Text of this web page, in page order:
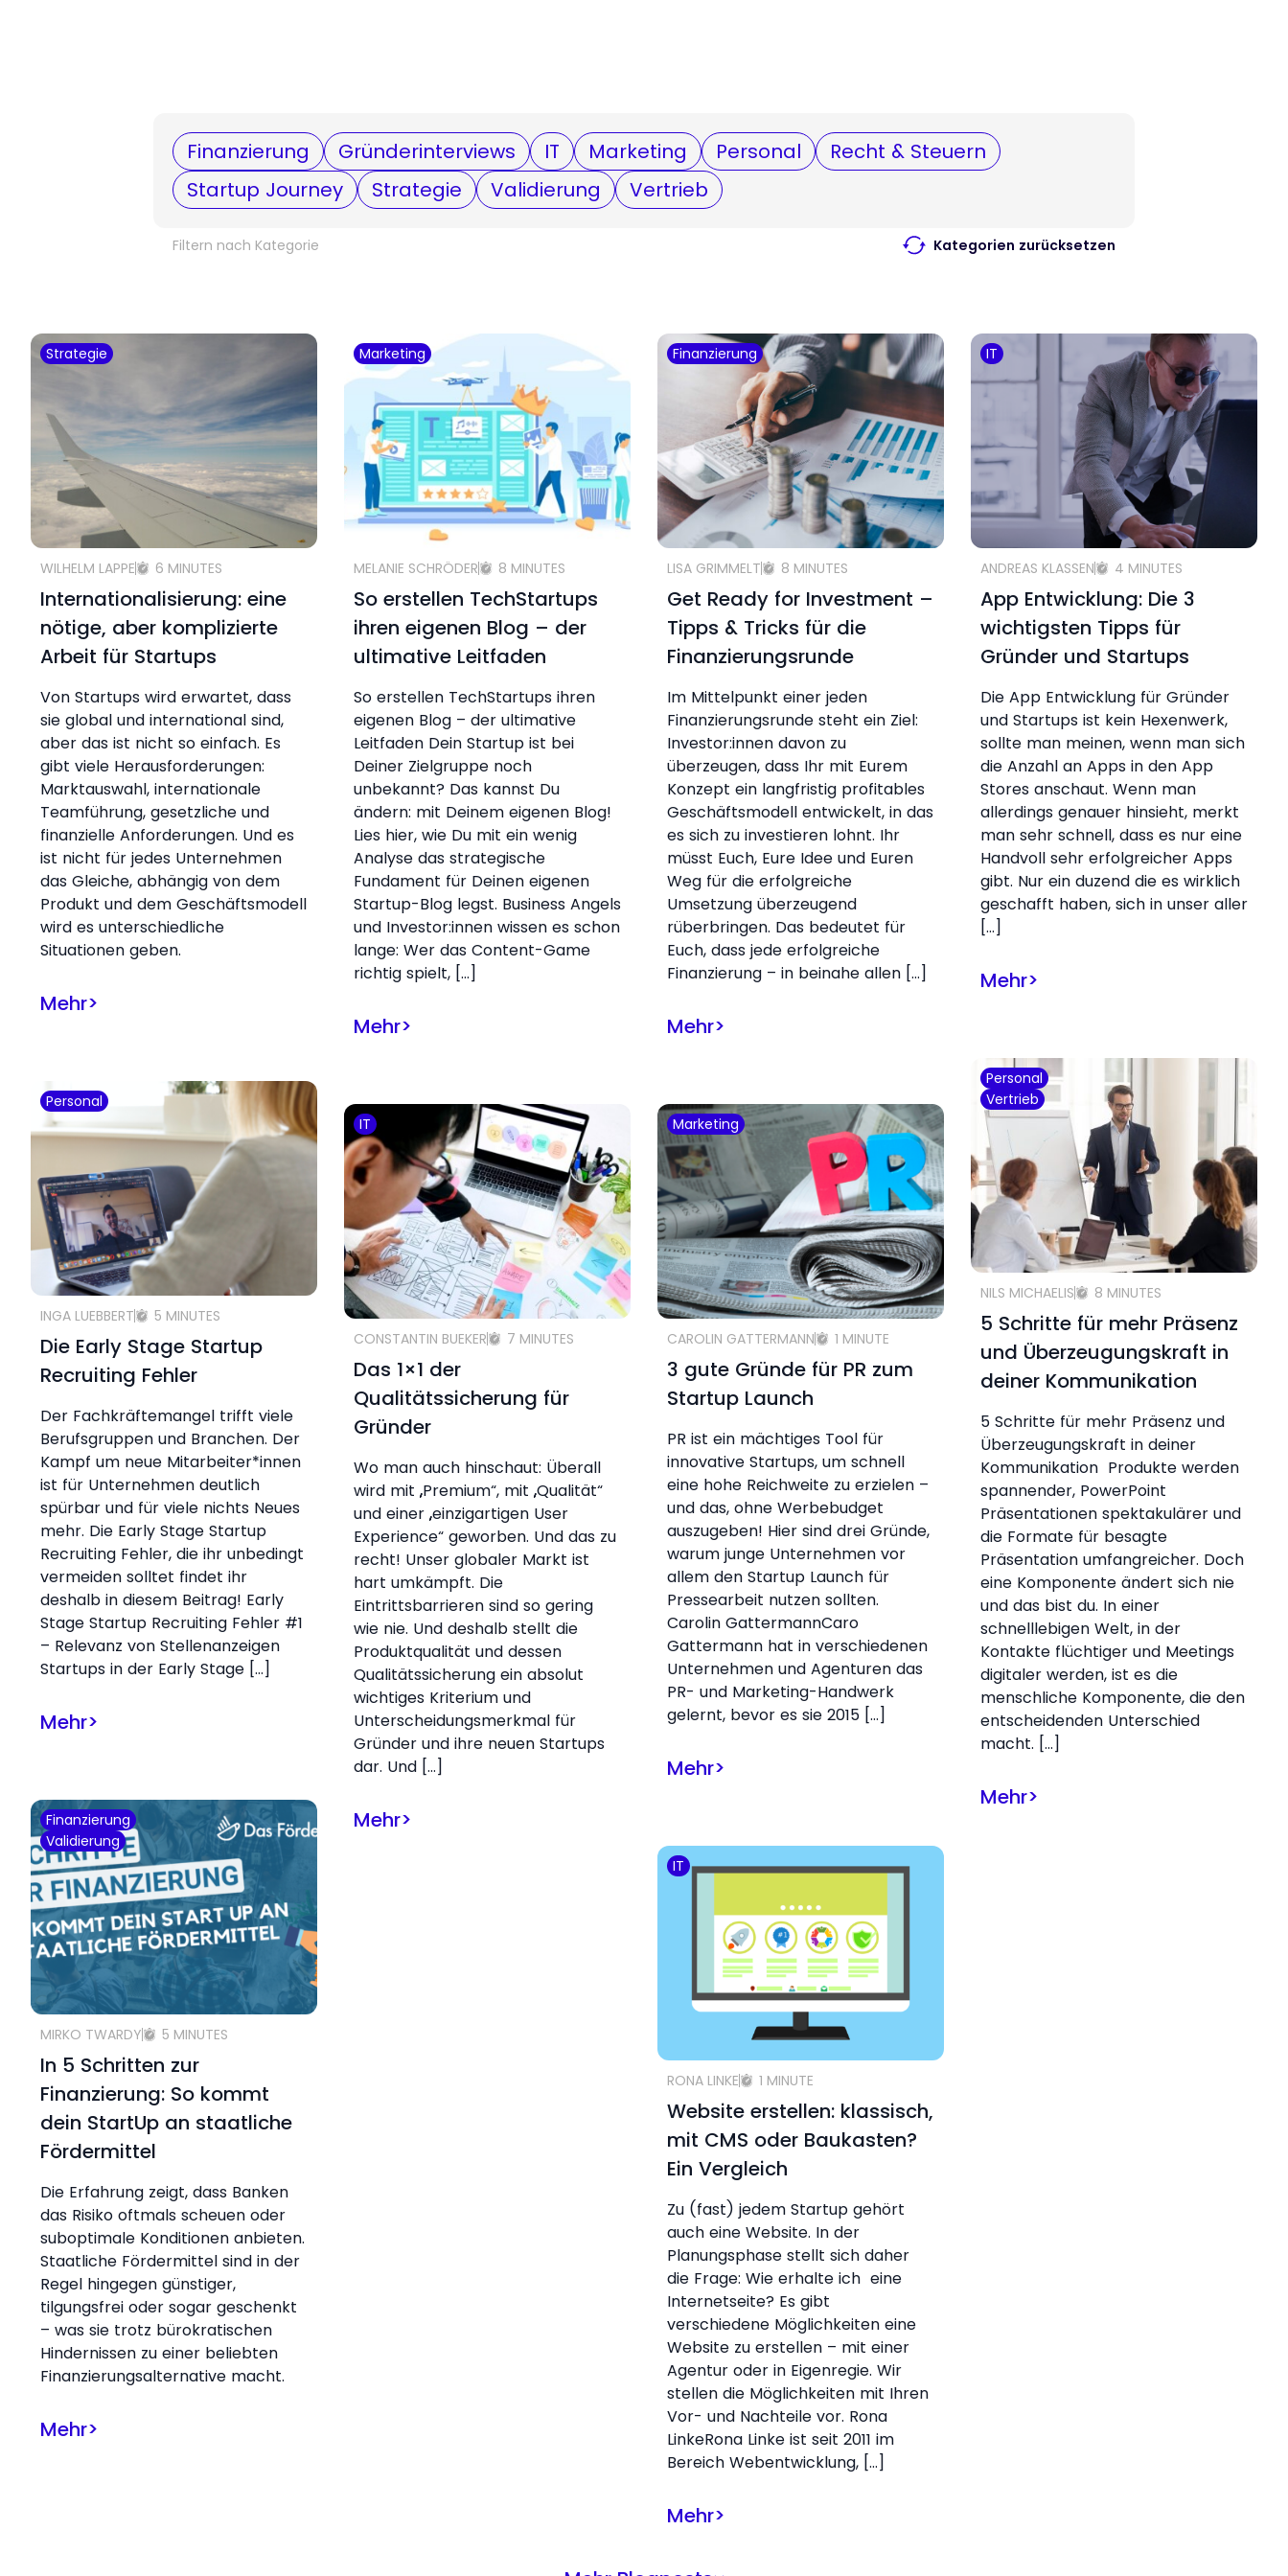
Finanzierung Gründerinterviews IT Marketing Personal
Recht & Steuern
Startup Journey
Strategie Validierung Vertrieb
Filtern nach Kategorie Kategorien zurücksetzen
Strategie
WILHELM LAPPE 6 MINUTES
Internationalisierung: eine
nötige, aber komplizierte
Arbeit für Startups
Von Startups wird erwartet, dass
sie global und international sind,
aber das ist nicht so einfach. Es
gibt viele Herausforderungen:
Marktauswahl, internationale
Teamführung, gesetzliche und
finanzielle Anforderungen. Und es
ist nicht für jedes Unternehmen
das Gleiche, abhängig von dem
Produkt und dem Geschäftsmodell
wird es unterschiedliche
Situationen geben.
Mehr>
Personal
INGA LUEBBERT 5 MINUTES
Die Early Stage Startup
Recruiting Fehler
Der Fachkräftemangel trifft viele
Berufsgruppen und Branchen. Der
Kampf um neue Mitarbeiter*innen
ist für Unternehmen deutlich
spürbar und für viele nichts Neues
mehr. Die Early Stage Startup
Recruiting Fehler, die ihr unbedingt
vermeiden solltet findet ihr
deshalb in diesem Beitrag! Early
Stage Startup Recruiting Fehler #1
– Relevanz von Stellenanzeigen
Startups in der Early Stage […]
Mehr>
Finanzierung
Validierung
MIRKO TWARDY 5 MINUTES
In 5 Schritten zur
Finanzierung: So kommt
dein StartUp an staatliche
Fördermittel
Die Erfahrung zeigt, dass Banken
das Risiko oftmals scheuen oder
suboptimale Konditionen anbieten.
Staatliche Fördermittel sind in der
Regel hingegen günstiger,
tilgungsfrei oder sogar geschenkt
– was sie trotz bürokratischen
Hindernissen zu einer beliebten
Finanzierungsalternative macht.
Mehr>
Marketing
MELANIE SCHRÖDER 8 MINUTES
So erstellen TechStartups
ihren eigenen Blog – der
ultimative Leitfaden
So erstellen TechStartups ihren
eigenen Blog – der ultimative
Leitfaden Dein Startup ist bei
Deiner Zielgruppe noch
unbekannt? Das kannst Du
ändern: mit Deinem eigenen Blog!
Lies hier, wie Du mit ein wenig
Analyse das strategische
Fundament für Deinen eigenen
Startup-Blog legst. Business Angels
und Investor:innen wissen es schon
lange: Wer das Content-Game
richtig spielt, […]
Mehr>
IT
CONSTANTIN BUEKER 7 MINUTES
Das 1×1 der
Qualitätssicherung für
Gründer
Wo man auch hinschaut: Überall
wird mit „Premium“, mit „Qualität“
und einer „einzigartigen User
Experience“ geworben. Und das zu
recht! Unser globaler Markt ist
hart umkämpft. Die
Eintrittsbarrieren sind so gering
wie nie. Und deshalb stellt die
Produktqualität und dessen
Qualitätssicherung ein absolut
wichtiges Kriterium und
Unterscheidungsmerkmal für
Gründer und ihre neuen Startups
dar. Und […]
Mehr>
Finanzierung
LISA GRIMMELT 8 MINUTES
Get Ready for Investment –
Tipps & Tricks für die
Finanzierungsrunde
Im Mittelpunkt einer jeden
Finanzierungsrunde steht ein Ziel:
Investor:innen davon zu
überzeugen, dass Ihr mit Eurem
Konzept ein langfristig profitables
Geschäftsmodell entwickelt, in das
es sich zu investieren lohnt. Ihr
müsst Euch, Eure Idee und Euren
Weg für die erfolgreiche
Umsetzung überzeugend
rüberbringen. Das bedeutet für
Euch, dass jede erfolgreiche
Finanzierung – in beinahe allen […]
Mehr>
Marketing
CAROLIN GATTERMANN 1 MINUTE
3 gute Gründe für PR zum
Startup Launch
PR ist ein mächtiges Tool für
innovative Startups, um schnell
eine hohe Reichweite zu erzielen –
und das, ohne Werbebudget
auszugeben! Hier sind drei Gründe,
warum junge Unternehmen vor
allem den Startup Launch für
Pressearbeit nutzen sollten.
Carolin GattermannCaro
Gattermann hat in verschiedenen
Unternehmen und Agenturen das
PR- und Marketing-Handwerk
gelernt, bevor es sie 2015 […]
Mehr>
IT
RONA LINKE 1 MINUTE
Website erstellen: klassisch,
mit CMS oder Baukasten?
Ein Vergleich
Zu (fast) jedem Startup gehört
auch eine Website. In der
Planungsphase stellt sich daher
die Frage: Wie erhalte ich eine
Internetseite? Es gibt
verschiedene Möglichkeiten eine
Website zu erstellen – mit einer
Agentur oder in Eigenregie. Wir
stellen die Möglichkeiten mit Ihren
Vor- und Nachteile vor. Rona
LinkeRona Linke ist seit 2011 im
Bereich Webentwicklung, […]
Mehr>
IT
ANDREAS KLASSEN 4 MINUTES
App Entwicklung: Die 3
wichtigsten Tipps für
Gründer und Startups
Die App Entwicklung für Gründer
und Startups ist kein Hexenwerk,
sollte man meinen, wenn man sich
die Anzahl an Apps in den App
Stores anschaut. Wenn man
allerdings genauer hinsieht, merkt
man sehr schnell, dass es nur eine
Handvoll sehr erfolgreicher Apps
gibt. Nur ein duzend die es wirklich
geschafft haben, sich in unser aller
[…]
Mehr>
Personal
Vertrieb
NILS MICHAELIS 8 MINUTES
5 Schritte für mehr Präsenz
und Überzeugungskraft in
deiner Kommunikation
5 Schritte für mehr Präsenz und
Überzeugungskraft in deiner
Kommunikation Produkte werden
spannender, PowerPoint
Präsentationen spektakulärer und
die Formate für besagte
Präsentation umfangreicher. Doch
eine Komponente ändert sich nie
und das bist du. In einer
schnelllebigen Welt, in der
Kontakte flüchtiger und Meetings
digitaler werden, ist es die
menschliche Komponente, die den
entscheidenden Unterschied
macht. […]
Mehr>